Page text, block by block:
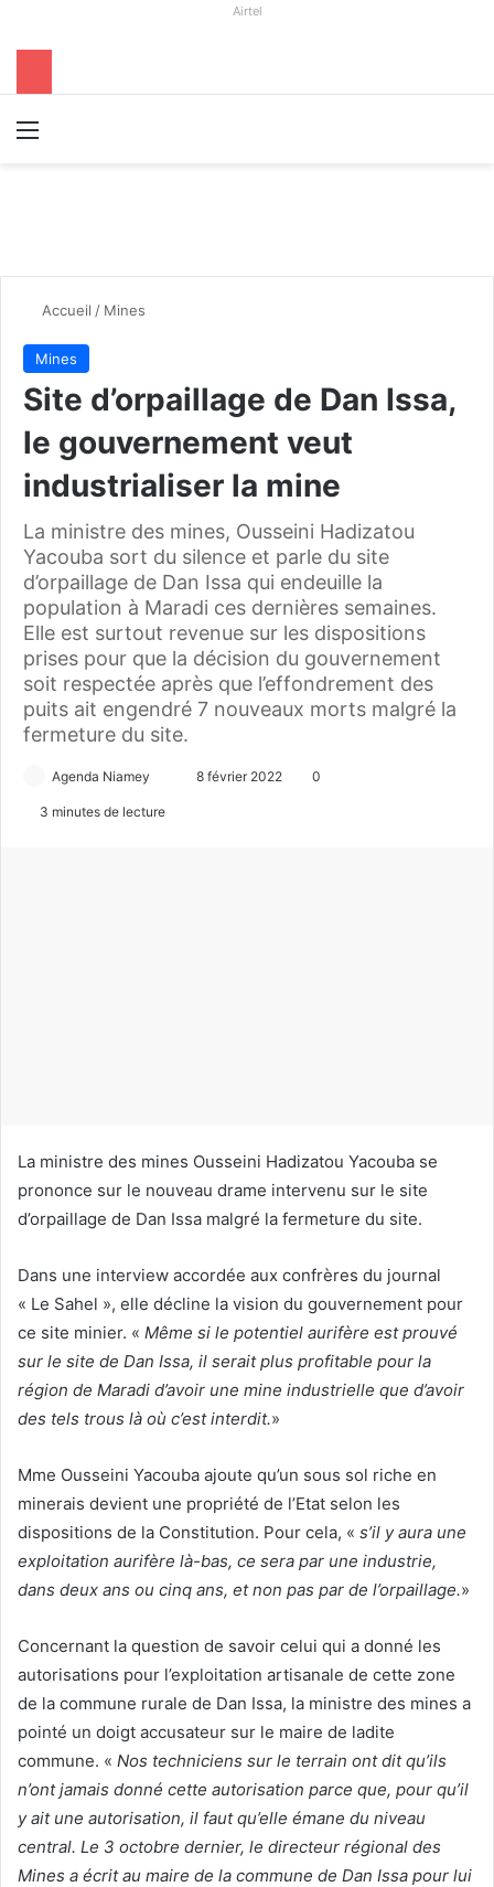
Airtel
Accueil / Mines
Mines
Site d’orpaillage de Dan Issa,
le gouvernement veut
industrialiser la mine
La ministre des mines, Ousseini Hadizatou
Yacouba sort du silence et parle du site
d’orpaillage de Dan Issa qui endeuille la
population à Maradi ces dernières semaines.
Elle est surtout revenue sur les dispositions
prises pour que la décision du gouvernement
soit respectée après que l’effondrement des
puits ait engendré 7 nouveaux morts malgré la
fermeture du site.
Agenda Niamey
l
8 février 2022 0
3 minutes de lecture
La ministre des mines Ousseini Hadizatou Yacouba se
prononce sur le nouveau drame intervenu sur le site
d’orpaillage de Dan Issa malgré la fermeture du site.
Dans une interview accordée aux confrères du journal
« Le Sahel », elle décline la vision du gouvernement pour
ce site minier. « Même si le potentiel aurifère est prouvé
sur le site de Dan Issa, il serait plus profitable pour la
région de Maradi d’avoir une mine industrielle que d’avoir
des tels trous là où c’est interdit.»
Mme Ousseini Yacouba ajoute qu’un sous sol riche en
minerais devient une propriété de l’Etat selon les
dispositions de la Constitution. Pour cela, « s’il y aura une
exploitation aurifère là-bas, ce sera par une industrie,
dans deux ans ou cinq ans, et non pas par de l’orpaillage.»
Concernant la question de savoir celui qui a donné les
autorisations pour l’exploitation artisanale de cette zone
de la commune rurale de Dan Issa, la ministre des mines a
pointé un doigt accusateur sur le maire de ladite
commune. « Nos techniciens sur le terrain ont dit qu’ils
n’ont jamais donné cette autorisation parce que, pour qu’il
y ait une autorisation, il faut qu’elle émane du niveau
central. Le 3 octobre dernier, le directeur régional des
Mines a écrit au maire de la commune de Dan Issa pour lui